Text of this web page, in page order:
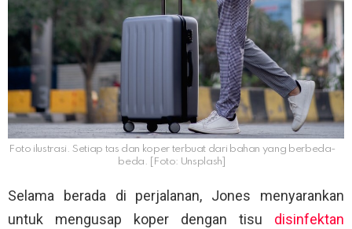
Foto ilustrasi. Setiap tas dan koper terbuat dari bahan yang berbeda-
beda. [Foto: Unsplash]
Selama berada di perjalanan, Jones menyarankan
untuk mengusap koper dengan tisu disinfektan